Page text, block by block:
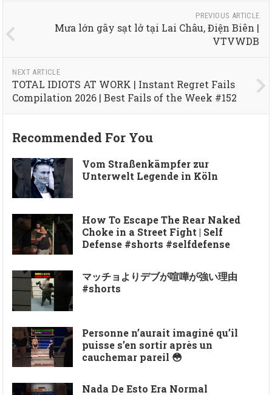
PREVIOUS ARTICLE
Mưa lớn gây sạt lở tại Lai Châu, Điện Biên |
VTVWDB
NEXT ARTICLE
TOTAL IDIOTS AT WORK | Instant Regret Fails
Compilation 2026 | Best Fails of the Week #152
Recommended For You
Vom Straßenkämpfer zur
Unterwelt Legende in Köln
How To Escape The Rear Naked
Choke in a Street Fight | Self
Defense #shorts #selfdefense
マッチョよりデブが喧嘩が強い理由
#shorts
Personne n’aurait imaginé qu’il
puisse s’en sortir après un
cauchemar pareil 😳
Nada De Esto Era Normal